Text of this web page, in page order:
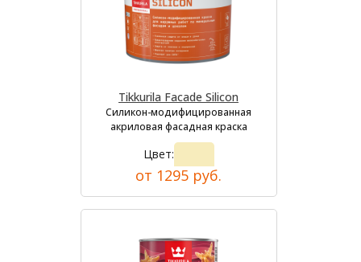
Tikkurila Facade Silicon
Силикон-модифицированная
акриловая фасадная краска
Цвет:
от 1295 руб.